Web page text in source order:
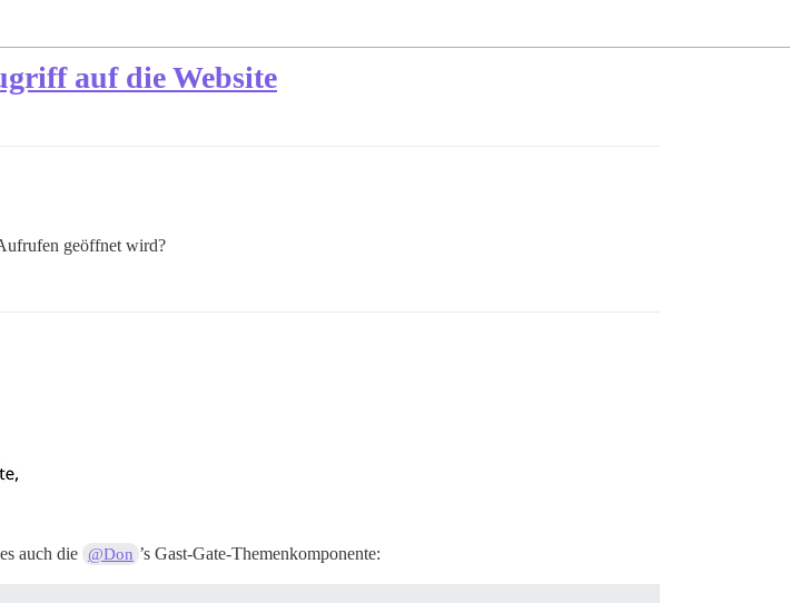
auf die Website
geöffnet wird?
auch die @Don ’s Gast-Gate-Themenkomponente: